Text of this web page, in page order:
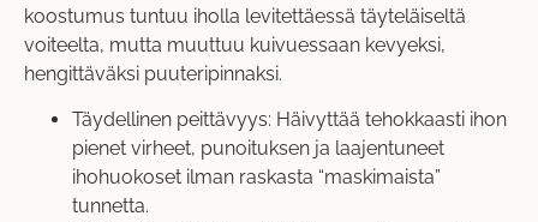
koostumus tuntuu iholla levitettäessä täyteläiseltä
voiteelta, mutta muuttuu kuivuessaan kevyeksi,
hengittäväksi puuteripinnaksi.
Täydellinen peittävyys: Häivyttää tehokkaasti ihon
pienet virheet, punoituksen ja laajentuneet
ihohuokoset ilman raskasta “maskimaista”
tunnetta.